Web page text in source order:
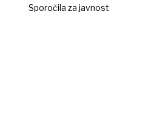
Sporočila za javnost